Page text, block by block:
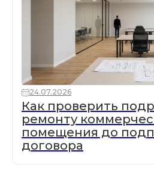
24.07.2026
Как проверить
ремонту
помещения до
договора